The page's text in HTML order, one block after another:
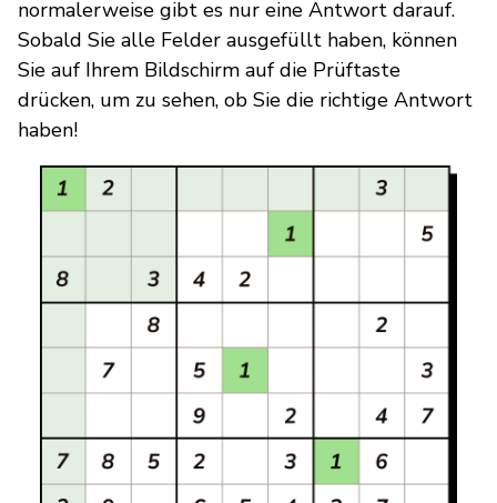
normalerweise gibt es nur eine Antwort darauf.
Sobald Sie alle Felder ausgefüllt haben, können
Sie auf Ihrem Bildschirm auf die Prüftaste
drücken, um zu sehen, ob Sie die richtige Antwort
haben!